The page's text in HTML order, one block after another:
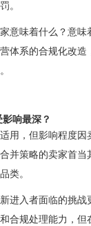
。
意味着什么？意味
体系的合规化改造
响最深？
用，但影响程度因
并策略的卖家首当
类。
进入者面临的挑战
合规处理能力，但